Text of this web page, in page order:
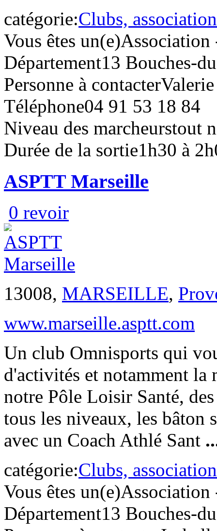
catégorie:Clubs,
Vous êtes un(e)Association
Département13 Bouches-
Personne à contacter
Téléphone04 91 53 18 84
Niveau des marcheurstout
Durée de la sortie1h30 à
ASPTT Marseille
0 revoir
13008, MARSEILLE,
www.marseille.asptt.com
Un club Omnisports qui
d'activités et notamment la
notre Pôle Loisir Santé,
tous les niveaux, les bâton
avec un Coach Athlé Sant
catégorie:Clubs,
Vous êtes un(e)Association
Département13 Bouches-